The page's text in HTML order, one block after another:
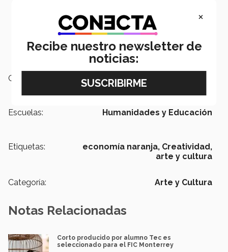
Campus:
Escuelas: Humanidades y Educación
Etiquetas: economía naranja, Creatividad,
arte y cultura
Categoría: Arte y Cultura
Notas Relacionadas
Corto producido por alumno Tec es
seleccionado para el FIC Monterrey
×
Recibe nuestro newsletter de
noticias: